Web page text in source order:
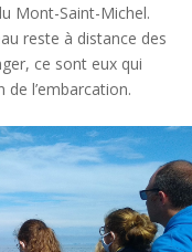
Mont-Saint-Michel.
reste à distance des
ce sont eux qui
de l’embarcation.